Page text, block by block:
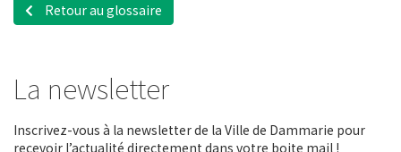
Retour au glossaire
La newsletter
Inscrivez-vous à la newsletter de la Ville de Dammarie pour
recevoir l’actualité directement dans votre boite mail !